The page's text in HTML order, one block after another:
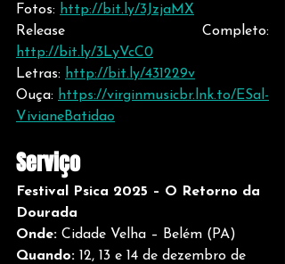
Fotos: http://bit.ly/3JzjaMX
http://bit.ly/3LyVcC0
Letras: http://bit.ly/431229v
Ouça: https://virginmusicbr.lnk.to/ESal-
VivianeBatidao
Serviço
Festival Psica 2025 – O Retorno da
Dourada
Onde: Cidade Velha – Belém (PA)
Quando: 12, 13 e 14 de dezembro de